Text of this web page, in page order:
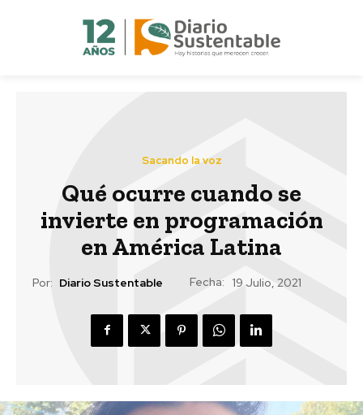
Sacando la voz
Qué ocurre cuando se
invierte en programación
en América Latina
Por: Diario Sustentable Fecha: 19 Julio, 2021